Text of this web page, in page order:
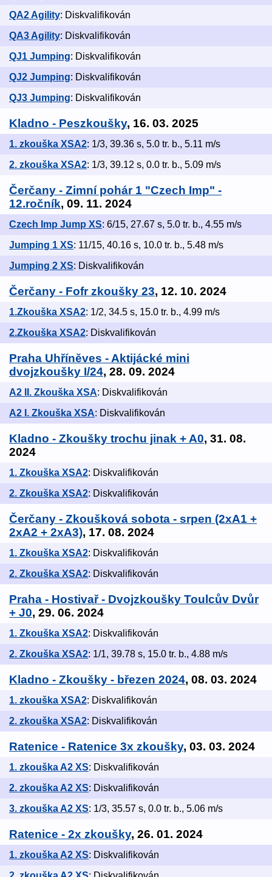
QA2 Agility: Diskvalifikován
QA3 Agility: Diskvalifikován
QJ1 Jumping: Diskvalifikován
QJ2 Jumping: Diskvalifikován
QJ3 Jumping: Diskvalifikován
Kladno - Peszkoušky, 16. 03. 2025
1. zkouška XSA2: 1/3, 39.36 s, 5.0 tr. b., 5.11 m/s
2. zkouška XSA2: 1/3, 39.12 s, 0.0 tr. b., 5.09 m/s
Čerčany - Zimní pohár 1 "Czech Imp" -
12.ročník, 09. 11. 2024
Czech Imp Jump XS: 6/15, 27.67 s, 5.0 tr. b., 4.55 m/s
Jumping 1 XS: 11/15, 40.16 s, 10.0 tr. b., 5.48 m/s
Jumping 2 XS: Diskvalifikován
Čerčany - Fofr zkoušky 23, 12. 10. 2024
1.Zkouška XSA2: 1/2, 34.5 s, 15.0 tr. b., 4.99 m/s
2.Zkouška XSA2: Diskvalifikován
Praha Uhříněves - Aktijácké mini
dvojzkoušky I/24, 28. 09. 2024
A2 II. Zkouška XSA: Diskvalifikován
A2 I. Zkouška XSA: Diskvalifikován
Kladno - Zkoušky trochu jinak + A0, 31. 08.
2024
1. Zkouška XSA2: Diskvalifikován
2. Zkouška XSA2: Diskvalifikován
Čerčany - Zkoušková sobota - srpen (2xA1 +
2xA2 + 2xA3), 17. 08. 2024
1. Zkouška XSA2: Diskvalifikován
2. Zkouška XSA2: Diskvalifikován
Praha - Hostivař - Dvojzkoušky Toulcův Dvůr
+ J0, 29. 06. 2024
1. Zkouška XSA2: Diskvalifikován
2. Zkouška XSA2: 1/1, 39.78 s, 15.0 tr. b., 4.88 m/s
Kladno - Zkoušky - březen 2024, 08. 03. 2024
1. zkouška XSA2: Diskvalifikován
2. zkouška XSA2: Diskvalifikován
Ratenice - Ratenice 3x zkoušky, 03. 03. 2024
1. zkouška A2 XS: Diskvalifikován
2. zkouška A2 XS: Diskvalifikován
3. zkouška A2 XS: 1/3, 35.57 s, 0.0 tr. b., 5.06 m/s
Ratenice - 2x zkoušky, 26. 01. 2024
1. zkouška A2 XS: Diskvalifikován